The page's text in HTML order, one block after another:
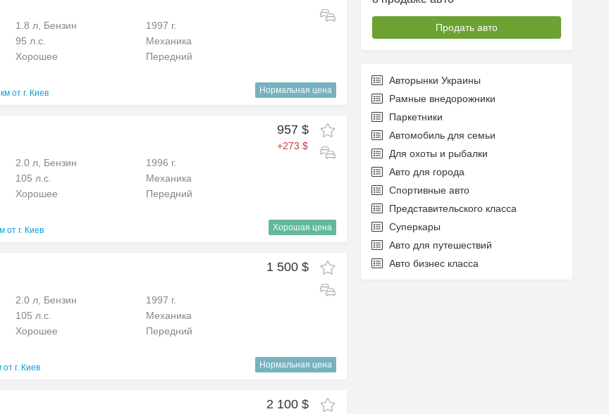
1.8 л, Бензин
1997 г.
95 л.с.
Механика
Хорошее Передний
от г. Киев Нормальная цена
957 $
+273 $
2.0 л, Бензин
1996 г.
105 л.с.
Механика
Хорошее Передний
от г. Киев Хорошая цена
1 500 $
2.0 л, Бензин
1997 г.
105 л.с.
Механика
Хорошее Передний
от г. Киев Нормальная цена
2 100 $
Продать авто
Авторынки Украины
Рамные внедорожники
Паркетники
Автомобиль для семьи
Для охоты и рыбалки
Авто для города
Спортивные авто
Представительского класса
Суперкары
Авто для путешествий
Авто бизнес класса